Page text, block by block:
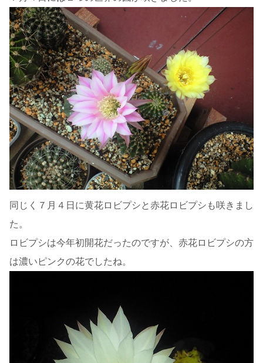
同じく７月４日に黄花ロビプシと赤花ロビプシも咲きまし
た。
ロビプシは今年初開花だったのですが、赤花ロビプシの方
は濃いピンクの花でしたね。